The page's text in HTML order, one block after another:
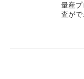
量産
査が